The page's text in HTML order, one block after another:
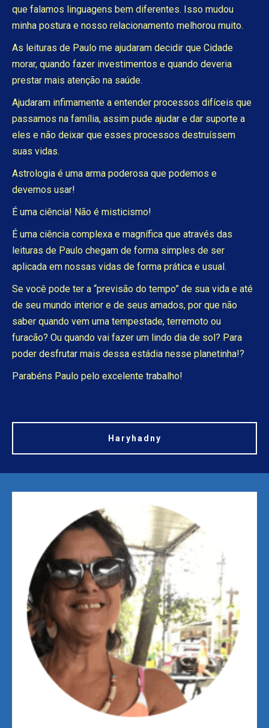
que falamos linguagens bem diferentes. Isso mudou
minha postura e nosso relacionamento melhorou muito.
As leituras de Paulo me ajudaram decidir que Cidade
morar, quando fazer investimentos e quando deveria
prestar mais atenção na saúde.
Ajudaram infimamente a entender processos difíceis que
passamos na família, assim pude ajudar e dar suporte a
eles e não deixar que esses processos destruíssem
suas vidas.
Astrologia é uma arma poderosa que podemos e
devemos usar!
É uma ciência! Não é misticismo!
É uma ciência complexa e magnífica que através das
leituras de Paulo chegam de forma simples de ser
aplicada em nossas vidas de forma prática e usual.
Se você pode ter a “previsão do tempo” de sua vida e até
de seu mundo interior e de seus amados, por que não
saber quando vem uma tempestade, terremoto ou
furacão? Ou quando vai fazer um lindo dia de sol? Para
poder desfrutar mais dessa estádia nesse planetinha!?
Parabéns Paulo pelo excelente trabalho!
Haryhadny